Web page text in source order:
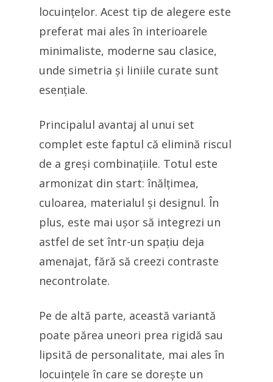
locuințelor. Acest tip de alegere este
preferat mai ales în interioarele
minimaliste, moderne sau clasice,
unde simetria și liniile curate sunt
esențiale.
Principalul avantaj al unui set
complet este faptul că elimină riscul
de a greși combinațiile. Totul este
armonizat din start: înălțimea,
culoarea, materialul și designul. În
plus, este mai ușor să integrezi un
astfel de set într-un spațiu deja
amenajat, fără să creezi contraste
necontrolate.
Pe de altă parte, această variantă
poate părea uneori prea rigidă sau
lipsită de personalitate, mai ales în
locuințele în care se dorește un